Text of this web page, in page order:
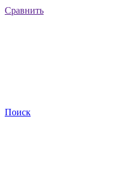
Сравнить
Поиск